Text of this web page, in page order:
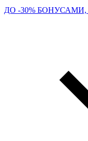
ДО -30% БОНУСАМИ,